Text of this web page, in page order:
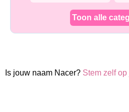
Toon alle
Is jouw naam Nacer? Stem zelf